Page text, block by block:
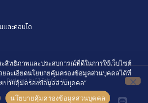
และคอนโด
2025 บริษัท พชรกฤษฎิ์ พร็อพเพอร์ตี้ จำกัด
Designed byCJ Soft Co., Ltd.
ะสิทธิภาพและประสบการณ์ที่ดีในการใช้เว็บไซต์
ยละเอียดนโยบายคุ้มครองข้อมูลส่วนบุคคลได้ที่
บายคุ้มครองข้อมูลส่วนบุคคล”
นโยบายคุ้มครองข้อมูลส่วนบุคคล